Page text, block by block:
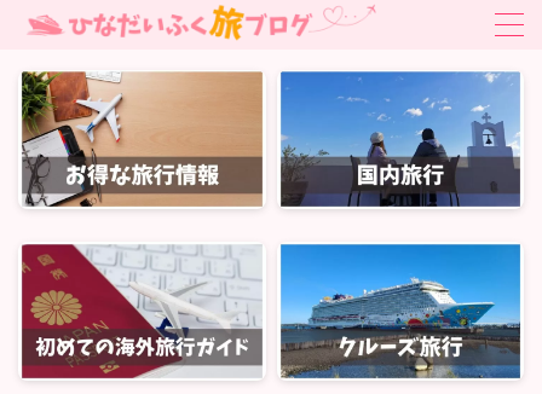
MENU
お得旅行・旅クーポン
国内旅行
関東旅行
北陸・中部旅行